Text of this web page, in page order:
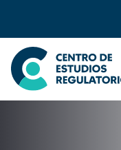
Seleccione país